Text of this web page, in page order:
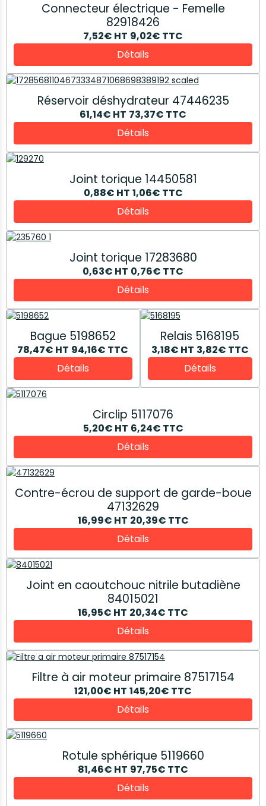
Connecteur électrique - Femelle
82918426
7,52€ HT 9,02€ TTC
Détails
Réservoir déshydrateur 47446235
61,14€ HT 73,37€ TTC
Détails
Joint torique 14450581
0,88€ HT 1,06€ TTC
Détails
Joint torique 17283680
0,63€ HT 0,76€ TTC
Détails
Bague 5198652
78,47€ HT 94,16€ TTC
Détails
Relais 5168195
3,18€ HT 3,82€ TTC
Détails
Circlip 5117076
5,20€ HT 6,24€ TTC
Détails
Contre-écrou de support de garde-boue
47132629
16,99€ HT 20,39€ TTC
Détails
Joint en caoutchouc nitrile butadiène
84015021
16,95€ HT 20,34€ TTC
Détails
Filtre à air moteur primaire 87517154
121,00€ HT 145,20€ TTC
Détails
Rotule sphérique 5119660
81,46€ HT 97,75€ TTC
Détails